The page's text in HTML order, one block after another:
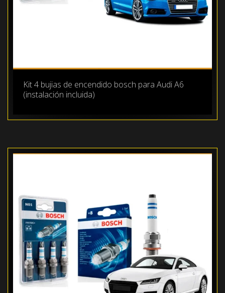
Kit 4 bujias de encendido bosch para Audi A6
(instalación incluida)